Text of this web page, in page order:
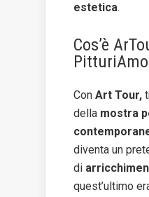
estetica.
Cos’è
Con Art Tour,
della mostra
diventa un
di
quest’ultimo